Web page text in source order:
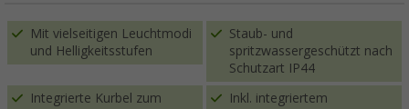
Mit vielseitigen Leuchtmodi
und Helligkeitsstufen
Staub- und
spritzwassergeschützt nach
Schutzart IP44
Integrierte Kurbel zum
Inkl. integriertem